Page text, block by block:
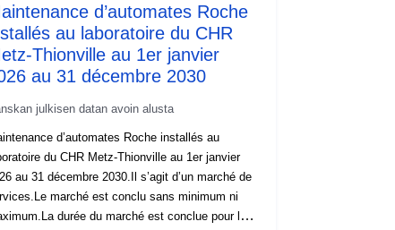
d’automates Roche
au laboratoire du CHR
Thionville au 1er janvier
au 31 décembre 2030
julkisen datan avoin alusta
d’automates Roche installés au
du CHR Metz-Thionville au 1er janvier
au 31 décembre 2030.Il s’agit d’un marché de
marché est conclu sans minimum ni
durée du marché est conclue pour la